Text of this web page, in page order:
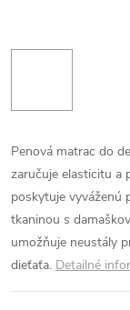
Penová matrac do
zaručuje elasticitu a
poskytuje vyváženú
tkaninou s
umožňuje neustály
dieťaťa. Detailné